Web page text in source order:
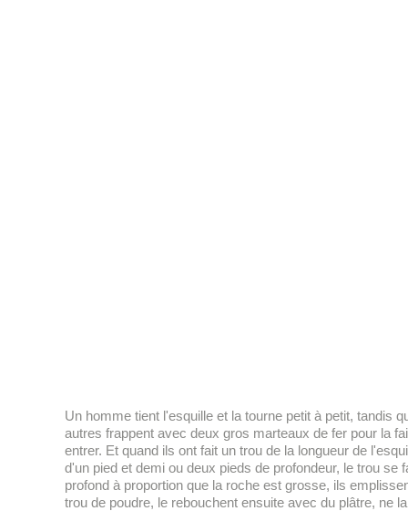
Un homme tient l'esquille et la tourne petit à petit, tandis
autres frappent avec deux gros marteaux de fer pour la
entrer. Et quand ils ont fait un trou de la longueur de
d'un pied et demi ou deux pieds de profondeur, le trou se
profond à proportion que la roche est grosse, ils
trou de poudre, le rebouchent ensuite avec du plâtre, ne